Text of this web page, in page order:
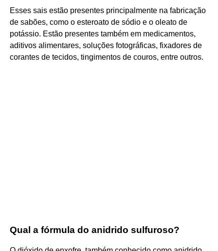
Esses sais estão presentes principalmente na fabricação
de sabões, como o esteroato de sódio e o oleato de
potássio. Estão presentes também em medicamentos,
aditivos alimentares, soluções fotográficas, fixadores de
corantes de tecidos, tingimentos de couros, entre outros.
Qual a fórmula do anidrido sulfuroso?